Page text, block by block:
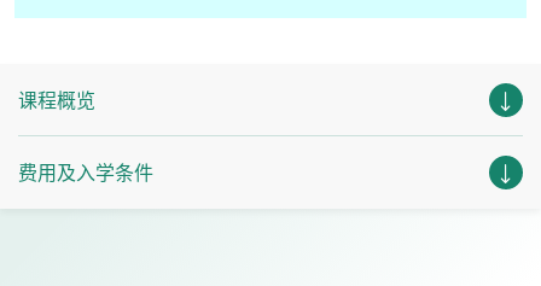
课程概览
费用及入学条件